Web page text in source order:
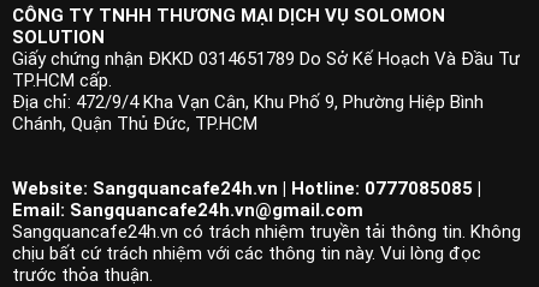
CÔNG TY TNHH THƯƠNG MẠI DỊCH VỤ SOLOMON
SOLUTION
Giấy chứng nhận ĐKKD 0314651789 Do Sở Kế Hoạch Và Đầu Tư
TP.HCM cấp.
Địa chỉ: 472/9/4 Kha Vạn Cân, Khu Phố 9, Phường Hiệp Bình
Chánh, Quận Thủ Đức, TP.HCM
Website: Sangquancafe24h.vn | Hotline: 0777085085 |
Email: Sangquancafe24h.vn@gmail.com
Sangquancafe24h.vn có trách nhiệm truyền tải thông tin. Không
chịu bất cứ trách nhiệm với các thông tin này. Vui lòng đọc
trước thỏa thuận.